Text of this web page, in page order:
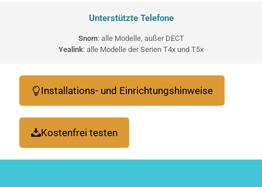
Unterstützte Telefone
Snom: alle Modelle, außer DECT
Yealink: alle Modelle der Serien T4x und T5x
Installations- und Einrichtungshinweise
Kostenfrei testen